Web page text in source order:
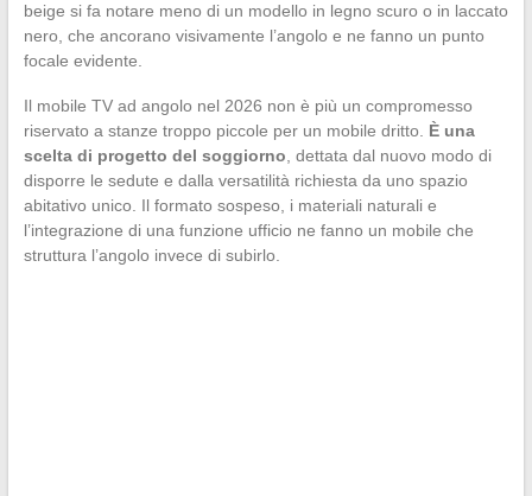
beige si fa notare meno di un modello in legno scuro o in laccato
nero, che ancorano visivamente l’angolo e ne fanno un punto
focale evidente.
Il mobile TV ad angolo nel 2026 non è più un compromesso
riservato a stanze troppo piccole per un mobile dritto. È una
scelta di progetto del soggiorno, dettata dal nuovo modo di
disporre le sedute e dalla versatilità richiesta da uno spazio
abitativo unico. Il formato sospeso, i materiali naturali e
l’integrazione di una funzione ufficio ne fanno un mobile che
struttura l’angolo invece di subirlo.